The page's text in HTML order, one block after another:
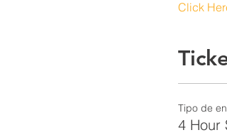
Click
Tipo de
4 Hour